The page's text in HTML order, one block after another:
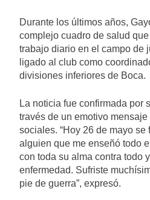
Durante los últimos años,
complejo cuadro de salud
trabajo diario en el campo de
ligado al club como
divisiones inferiores de Boca.
La noticia fue confirmada por
través de un emotivo
sociales. “Hoy 26 de mayo se
alguien que me enseñó todo
con toda su alma contra todo
enfermedad. Sufriste
pie de guerra”, expresó.